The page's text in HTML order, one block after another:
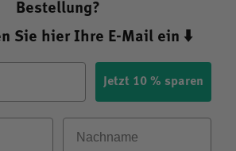
und Besonderheiten
Bestellung?
Sie hier Ihre E-Mail ein ⬇️
Jetzt 10 % sparen
Nachname